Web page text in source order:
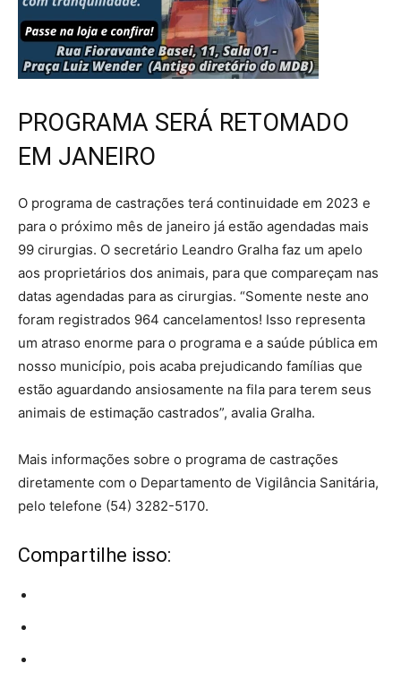
PROGRAMA SERÁ RETOMADO
EM JANEIRO
O programa de castrações terá continuidade em 2023 e
para o próximo mês de janeiro já estão agendadas mais
99 cirurgias. O secretário Leandro Gralha faz um apelo
aos proprietários dos animais, para que compareçam nas
datas agendadas para as cirurgias. “Somente neste ano
foram registrados 964 cancelamentos! Isso representa
um atraso enorme para o programa e a saúde pública em
nosso município, pois acaba prejudicando famílias que
estão aguardando ansiosamente na fila para terem seus
animais de estimação castrados”, avalia Gralha.
Mais informações sobre o programa de castrações
diretamente com o Departamento de Vigilância Sanitária,
pelo telefone (54) 3282-5170.
Compartilhe isso: